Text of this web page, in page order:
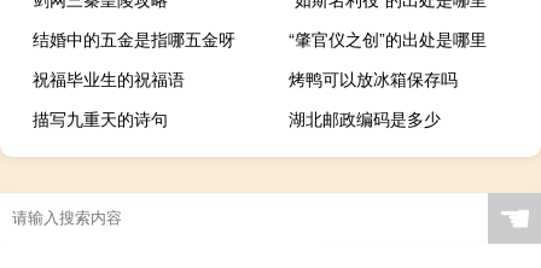
结婚中的五金是指哪五金呀
“肇官仪之创”的出处是哪里
祝福毕业生的祝福语
烤鸭可以放冰箱保存吗
描写九重天的诗句
湖北邮政编码是多少
☚